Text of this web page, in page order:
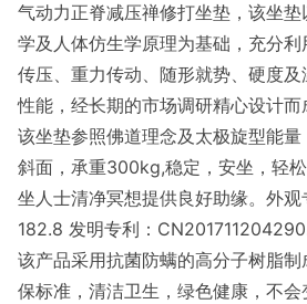
气动力正脊减压禅修打坐垫，该坐
学及人体仿生学原理为基础，充分
传压、重力传动、随形就势、硬度
性能，经长期的市场调研精心设计而
该坐垫参照佛道理念及太极旋型能
斜面，承重300kg,稳定，安坐，轻
坐人士清净冥想提供良好助缘。外
182.8 发明专利：
该产品采用抗菌防螨的高分子树脂
保标准，清洁卫生，绿色健康，不